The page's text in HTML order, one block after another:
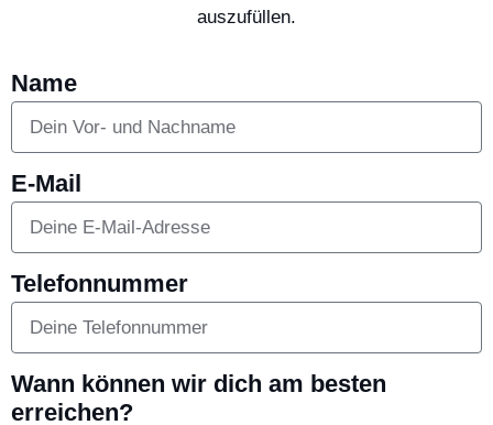
auszufüllen.
Name
E-Mail
Telefonnummer
Wann können wir dich am besten
erreichen?